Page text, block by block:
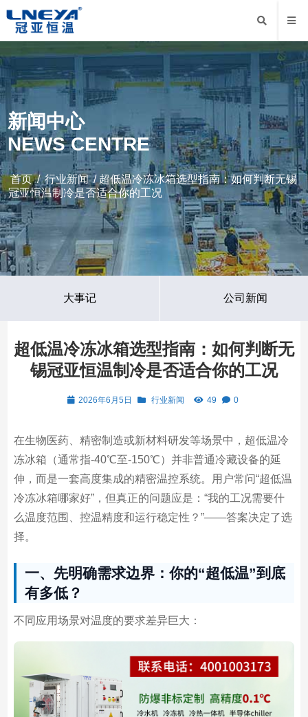
新闻中心
NEWS CENTRE
首页/行业新闻/ 超低温冷冻冰箱选型指南：如何判断无锡
冠亚恒温制冷是否适合你的工况
大事记 公司新闻
超低温冷冻冰箱选型指南：如何判断无
锡冠亚恒温制冷是否适合你的工况
2026年6月5日 行业新闻 49 0
在生物医药、精密制造或新材料研发等场景中，超低温冷
冻冰箱（通常指-40℃至-150℃）并非普通冷藏设备的延
伸，而是一套高度集成的精密温控系统。用户常问“超低温
冷冻冰箱哪家好”，但真正的问题应是：“我的工况需要什
么温度范围、控温精度和运行稳定性？”——答案决定了选
择。
一、先明确需求边界：你的“超低温”到底
有多低？
不同应用场景对温度的要求差异巨大：